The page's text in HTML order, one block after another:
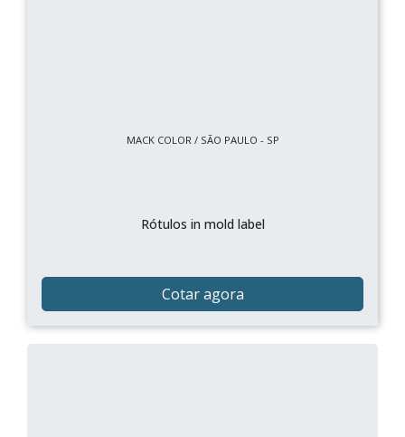
MACK COLOR / SÃO PAULO - SP
Rótulos in mold label
Cotar agora